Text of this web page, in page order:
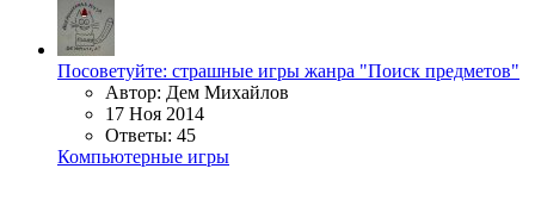
Посоветуйте: страшные игры жанра "Поиск предметов"
Автор: Дем Михайлов
17 Ноя 2014
Ответы: 45
Компьютерные игры